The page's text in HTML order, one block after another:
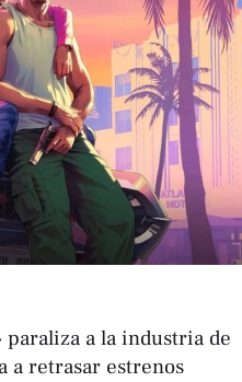
paraliza a la industria de
a retrasar estrenos